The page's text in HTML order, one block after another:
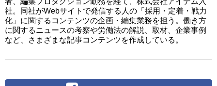
社。同社がWebサイトで発信する人の「採用・定着・戦力
化」に関するコンテンツの企画・編集業務を担う。働き方
に関するニュースの考察や労働法の解説、取材、企業事例
など、さまざまな記事コンテンツを作成している。